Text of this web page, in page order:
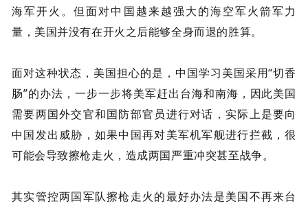
海军开火。但面对中国越来越强大的海空军火箭军力
量，美国并没有在开火之后能够全身而退的胜算。
面对这种状态，美国担心的是，中国学习美国采用“切香
肠”的办法，一步一步将美军赶出台海和南海，因此美国
需要两国外交官和国防部官员进行对话，实际上是要向
中国发出威胁，如果中国再对美军机军舰进行拦截，很
可能会导致擦枪走火，造成两国严重冲突甚至战争。
其实管控两国军队擦枪走火的最好办法是美国不再来台